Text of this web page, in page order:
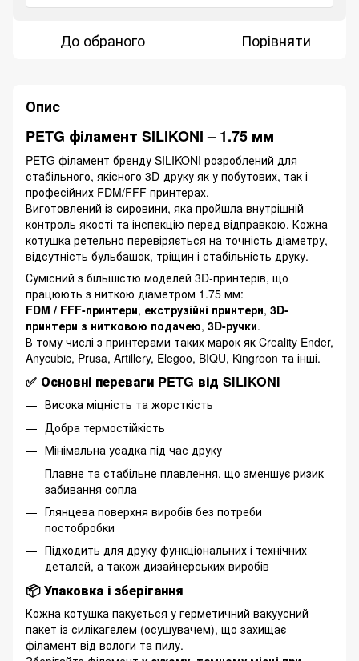
До обраного Порівняти
Опис
PETG філамент SILIKONI – 1.75 мм
PETG філамент бренду SILIKONI розроблений для
стабільного, якісного 3D-друку як у побутових, так і
професійних FDM/FFF принтерах.
Виготовлений із сировини, яка пройшла внутрішній
контроль якості та інспекцію перед відправкою. Кожна
котушка ретельно перевіряється на точність діаметру,
відсутність бульбашок, тріщин і стабільність друку.
Сумісний з більшістю моделей 3D-принтерів, що
працюють з ниткою діаметром 1.75 мм:
FDM / FFF-принтери, екструзійні принтери, 3D-
принтери з нитковою подачею, 3D-ручки.
В тому числі з принтерами таких марок як Creality Ender,
Anycubic, Prusa, Artillery, Elegoo, BIQU, Kingroon та інші.
✅ Основні переваги PETG від SILIKONI
Висока міцність та жорсткість
Добра термостійкість
Мінімальна усадка під час друку
Плавне та стабільне плавлення, що зменшує ризик
забивання сопла
Глянцева поверхня виробів без потреби
постобробки
Підходить для друку функціональних і технічних
деталей, а також дизайнерських виробів
📦Упаковка і зберігання
Кожна котушка пакується у герметичний вакуусний
пакет із силікагелем (осушувачем), що захищає
філамент від вологи та пилу.